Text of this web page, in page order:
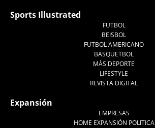
Sports Illustrated
FUTBOL
BEISBOL
FUTBOL AMERICANO
BASQUETBOL
MÁS DEPORTE
LIFESTYLE
REVISTA DIGITAL
Expansión
EMPRESAS
HOME EXPANSIÓN POLITICA